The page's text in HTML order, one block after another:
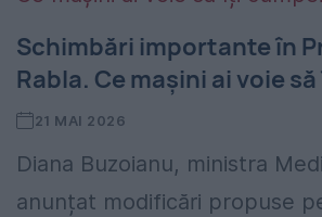
Schimbări importante în
Rabla. Ce mașini ai voie
21 MAI 2026
Diana Buzoianu, ministra
anunțat modificări propuse